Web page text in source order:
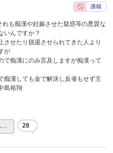
も痴漢や妊娠させた疑惑等の悪質な
いんですか？
させたり脱退させられてきた人より
が
で痴漢にのみ言及しますが痴漢って
痴漢しても金で解決し反省もせず主
島裕翔
… 28